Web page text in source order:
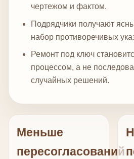
чертежом и фактом.
Подрядчики получают
набор противоречивых
Ремонт под ключ
процессом, а не
случайных решений.
Меньше
пересогласований